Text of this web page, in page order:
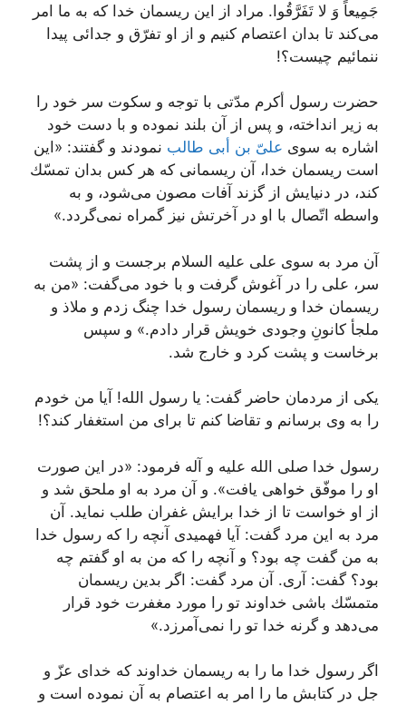
جَمِيعاً وَ لا تَفَرَّقُوا. مراد از این ریسمان خدا كه به ما امر
مى‌كند تا بدان اعتصام كنیم و از او تفرّق و جدائى پیدا
ننمائیم چیست؟!
حضرت رسول أكرم مدّتى با توجه و سكوت سر خود را
به زیر انداخته، و پس از آن بلند نموده و با دست خود
اشاره به سوى علىّ بن أبى طالب نمودند و گفتند: «این
است ریسمان خدا، آن ریسمانى كه هر كس بدان تمسّك
كند، در دنیایش از گزند آفات مصون مى‌شود، و به
واسطه اتّصال با او در آخرتش نیز گمراه نمى‌گردد.»
آن مرد به سوى على علیه السلام برجست و از پشت
سر، على را در آغوش گرفت و با خود مى‌گفت: «من به
ریسمان خدا و ریسمان رسول خدا چنگ زدم و ملاذ و
ملجأ كانونِ وجودى خویش قرار دادم.» و سپس
برخاست و پشت كرد و خارج شد.
یكى از مردمان حاضر گفت: یا رسول الله! آیا من خودم
را به وى برسانم و تقاضا كنم تا براى من استغفار كند؟!
رسول خدا صلى الله علیه و آله فرمود: «در این صورت
او را موفّق خواهى‌ یافت». و آن مرد به او ملحق شد و
از او خواست تا از خدا برایش غفران طلب نماید. آن
مرد به این مرد گفت: آیا فهمیدى آنچه را كه رسول خدا
به من گفت چه بود؟ و آنچه را كه من به او گفتم چه
بود؟ گفت: آرى. آن مرد گفت: اگر بدین ریسمان
متمسّك باشى خداوند تو را مورد مغفرت خود قرار
مى‌دهد و گرنه خدا تو را نمى‌آمرزد.»
اگر رسول خدا ما را به ریسمان خداوند كه خداى عزّ و
جل در كتابش ما را امر به اعتصام به آن نموده است و